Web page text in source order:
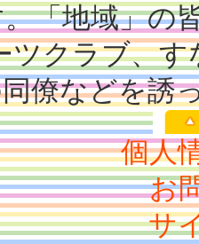
「地域」の
ツクラブ、
僚などを誘
個人
お
サ